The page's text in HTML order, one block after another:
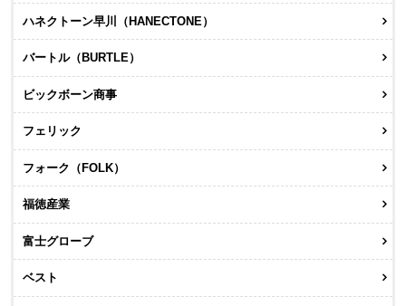
ハネクトーン早川（HANECTONE）
バートル（BURTLE）
ビックボーン商事
フェリック
フォーク（FOLK）
福徳産業
富士グローブ
ベスト